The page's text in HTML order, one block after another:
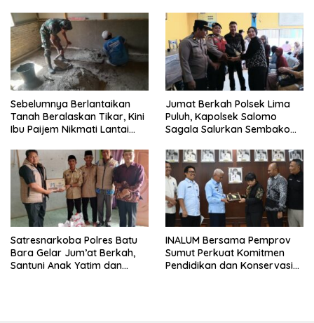
Sebelumnya Berlantaikan
Tanah Beralaskan Tikar, Kini
Ibu Paijem Nikmati Lantai
Satgas TMMD Ke-129 Kodim
0208/Asahan
Jumat Berkah Polsek Lima
Puluh, Kapolsek Salomo
Sagala Salurkan Sembako
Gambus
Satresnarkoba Polres Batu
Bara Gelar Jum’at Berkah,
Santuni Anak Yatim dan
INALUM Bersama Pemprov
Sumut Perkuat Komitmen
Pendidikan dan Konservasi